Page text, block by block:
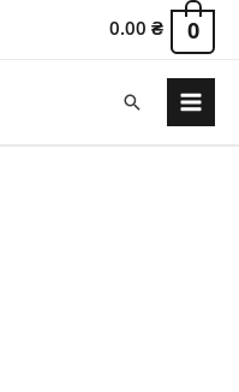
0.00₴ 0
Поиск
Main